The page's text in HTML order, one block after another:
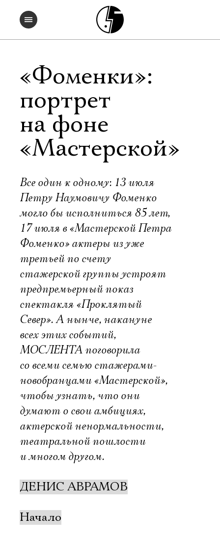
«Фоменки»:
портрет
на фоне
«Мастерской»
Все один к одному: 13 июля
Петру Наумовичу Фоменко
могло бы исполниться 85 лет,
17 июля в «Мастерской Петра
Фоменко» актеры из уже
третьей по счету
стажерской группы устроят
предпремьерный показ
спектакля «Проклятый
Север». А нынче, накануне
всех этих событий,
МОСЛЕНТА поговорила
со всеми семью стажерами-
новобранцами «Мастерской»,
чтобы узнать, что они
думают о свои амбициях,
актерской ненормальности,
театральной пошлости
и многом другом.
ДЕНИС АВРАМОВ
Начало